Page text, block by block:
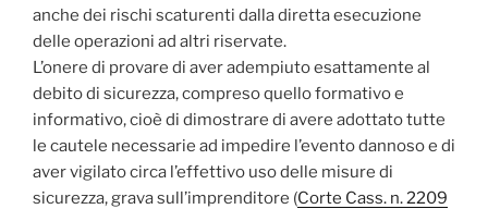
anche dei rischi scaturenti dalla diretta esecuzione
delle operazioni ad altri riservate.
L’onere di provare di aver adempiuto esattamente al
debito di sicurezza, compreso quello formativo e
informativo, cioè di dimostrare di avere adottato tutte
le cautele necessarie ad impedire l’evento dannoso e di
aver vigilato circa l’effettivo uso delle misure di
sicurezza, grava sull’imprenditore (Corte Cass. n. 2209